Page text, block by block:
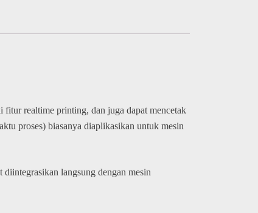
realtime printing, dan juga dapat mencetak
proses) biasanya diaplikasikan untuk mesin
langsung dengan mesin